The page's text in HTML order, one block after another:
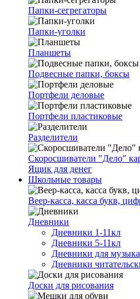
Папки-сегрегаторы
Папки-уголки
Планшеты
Подвесные папки, боксы
Портфели деловые
Портфели пластиковые
Разделители
Скоросшиватели "Дело"
Ящик для денег
Школьные товары
Веер-касса, касса букв,
Дневники
Дневники 1-11кл
Дневники 5-11кл
Дневники для
Дневники
Доски для рисования